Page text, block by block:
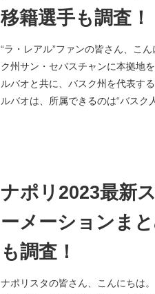
移籍選手も調査！
“ラ・レアル”ファンの皆さん、こ
ク州サン・セバスチャンに本拠地
ルバオと共に、バスク州を代表す
ルバオは、所属できるのは“バスク
ナポリ2023最新
ーメーションま
も調査！
ナポリスタの皆さん、こんにちは